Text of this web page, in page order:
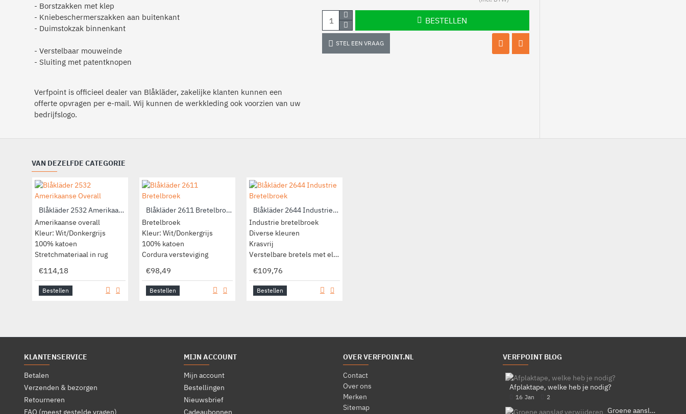
- Borstzakken met klep
- Kniebeschermerszakken aan buitenkant
- Duimstokzak binnenkant
- Verstelbaar mouweinde
- Sluiting met patentknopen
Verfpoint is officieel dealer van Blåkläder, zakelijke klanten kunnen een
offerte opvragen per e-mail. Wij kunnen de werkkleding ook voorzien van uw
bedrijfslogo.
BESTELLEN
STEL EEN VRAAG
VAN DEZELFDE CATEGORIE
Blåkläder 2532 Amerikaanse Overall
Amerikaanse overall
Kleur: Wit/Donkergrijs
100% katoen
Stretchmateriaal in rug
€114,18
Bestellen
Blåkläder 2611 Bretelbroek
Bretelbroek
Kleur: Wit/Donkergrijs
100% katoen
Cordura versteviging
€98,49
Bestellen
Blåkläder 2644 Industrie Bretelbroek
Industrie bretelbroek
Diverse kleuren
Krasvrij
Verstelbare bretels met elastiek
€109,76
Bestellen
KLANTENSERVICE
Betalen
Verzenden & bezorgen
Retourneren
FAQ (meest gestelde vragen)
MIJN ACCOUNT
Mijn account
Bestellingen
Nieuwsbrief
Cadeaubonnen
OVER VERFPOINT.NL
Contact
Over ons
Merken
Sitemap
VERFPOINT BLOG
Afplaktape, welke heb je nodig?
16 Jan 2
Groene aanslag verwijderen